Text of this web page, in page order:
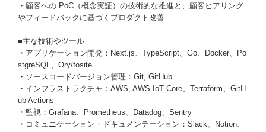
・顧客への PoC（概念実証）の技術的な推進と、顧客ヒアリング
やフィードバックに基づくプロダクト改善
■主な技術やツール
・アプリケーション開発：Next.js、TypeScript、Go、Docker、Po
stgreSQL、Ory/fosite
・ソースコードバージョン管理：Git, GitHub
・インフラストラクチャ：AWS, AWS IoT Core、Terraform、GitH
ub Actions
・監視：Grafana、Prometheus、Datadog、Sentry
・コミュニケーション・ドキュメンテーション：Slack、Notion、